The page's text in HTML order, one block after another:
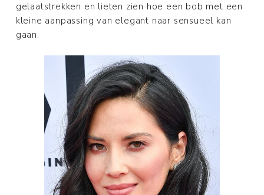
gelaatstrekken en lieten zien hoe een bob met een
kleine aanpassing van elegant naar sensueel kan
gaan.